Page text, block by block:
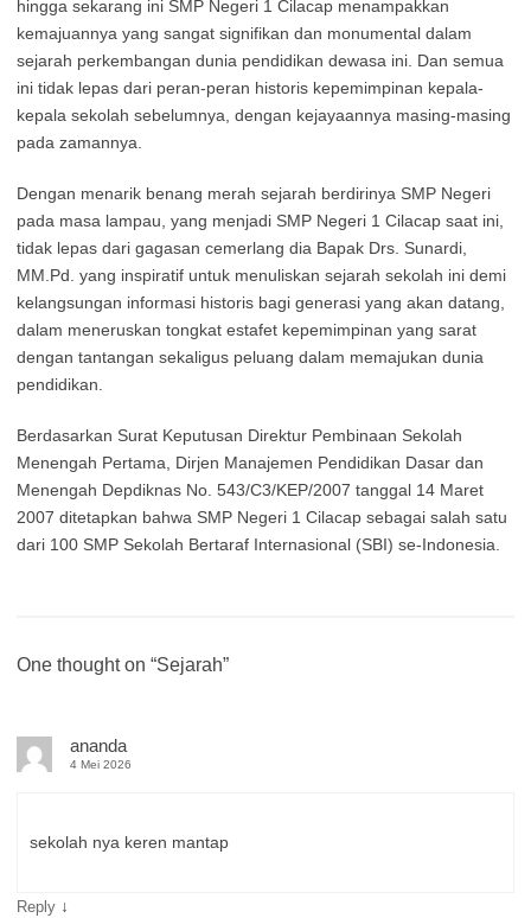
hingga sekarang ini SMP Negeri 1 Cilacap menampakkan
kemajuannya yang sangat signifikan dan monumental dalam
sejarah perkembangan dunia pendidikan dewasa ini. Dan semua
ini tidak lepas dari peran-peran historis kepemimpinan kepala-
kepala sekolah sebelumnya, dengan kejayaannya masing-masing
pada zamannya.
Dengan menarik benang merah sejarah berdirinya SMP Negeri
pada masa lampau, yang menjadi SMP Negeri 1 Cilacap saat ini,
tidak lepas dari gagasan cemerlang dia Bapak Drs. Sunardi,
MM.Pd. yang inspiratif untuk menuliskan sejarah sekolah ini demi
kelangsungan informasi historis bagi generasi yang akan datang,
dalam meneruskan tongkat estafet kepemimpinan yang sarat
dengan tantangan sekaligus peluang dalam memajukan dunia
pendidikan.
Berdasarkan Surat Keputusan Direktur Pembinaan Sekolah
Menengah Pertama, Dirjen Manajemen Pendidikan Dasar dan
Menengah Depdiknas No. 543/C3/KEP/2007 tanggal 14 Maret
2007 ditetapkan bahwa SMP Negeri 1 Cilacap sebagai salah satu
dari 100 SMP Sekolah Bertaraf Internasional (SBI) se-Indonesia.
One thought on “Sejarah”
ananda
4 Mei 2026
sekolah nya keren mantap
Reply ↓